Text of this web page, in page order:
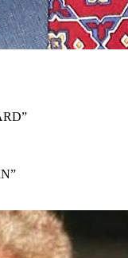
”
”